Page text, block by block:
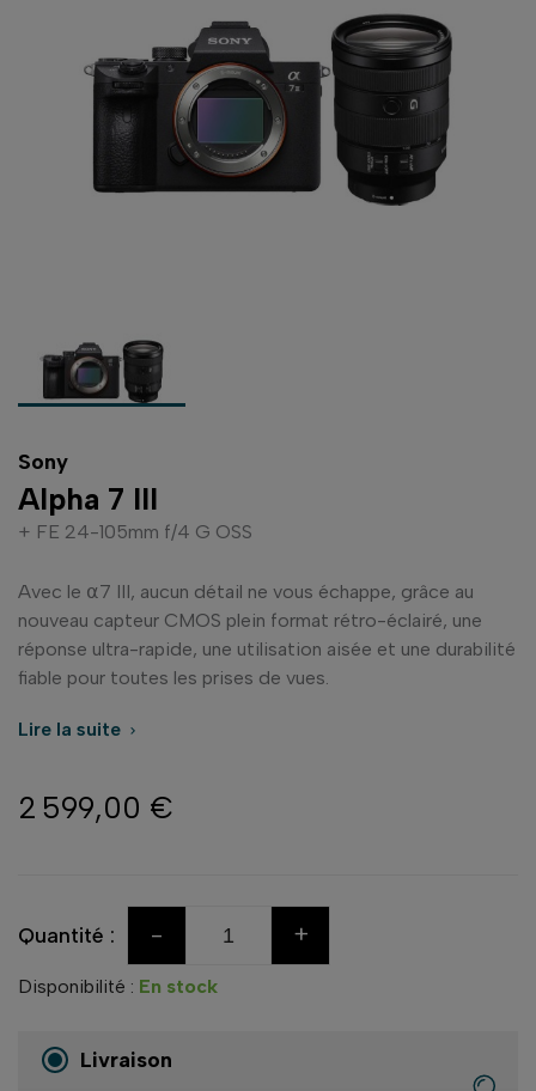
Sony
Alpha 7 III
+ FE 24-105mm f/4 G OSS
Avec le ⍺7 III, aucun détail ne vous échappe, grâce au
nouveau capteur CMOS plein format rétro-éclairé, une
réponse ultra-rapide, une utilisation aisée et une durabilité
fiable pour toutes les prises de vues.
Lire la suite 
2 599,00 €
Quantité : - +
Disponibilité : En stock
Livraison